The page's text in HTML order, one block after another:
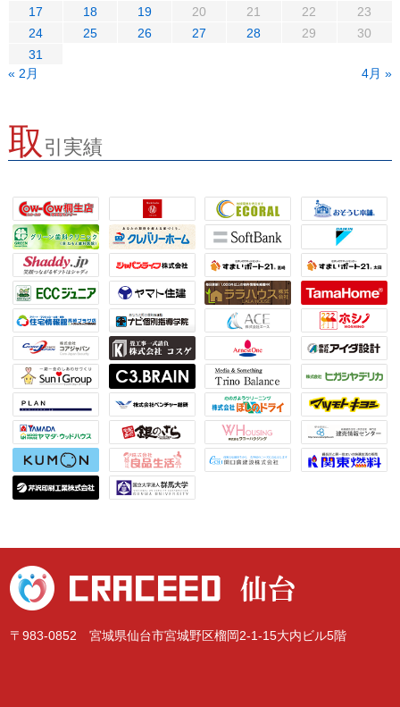
« 2月 4月 »
17
18 19 20 21 22
23
24
25 26 27 28 29
30
31
取 引実績
〒983-0852 宮城県仙台市宮城野区榴岡2-1-15大内ビル5階